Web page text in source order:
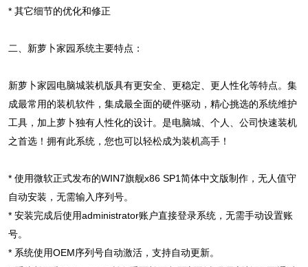
* 其它细节的优化和修正
二、新萝卜家园系统主要特点：
新萝卜家园电脑城装机版具有更安全、更稳定、更人性化等特点。集
成最常用的装机软件，集成最全面的硬件驱动，精心挑选的系统维护
工具，加上萝卜独有人性化的设计。是电脑城、个人、公司快速装机
之首选！拥有此系统，您也可以轻松成为装机高手！
* 使用微软正式发布的WIN7旗舰x86 SP1简体中文版制作，无人值守
自动安装，无需输入序列号。
* 安装完成后使用administrator账户直接登录系统，无需手动设置账
号。
* 系统使用OEM序列号自动激活，支持自动更新。